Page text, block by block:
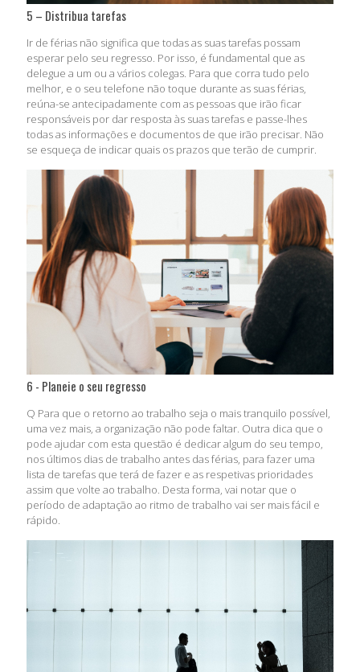
5 – Distribua tarefas
Ir de férias não significa que todas as suas tarefas possam
esperar pelo seu regresso. Por isso, é fundamental que as
delegue a um ou a vários colegas. Para que corra tudo pelo
melhor, e o seu telefone não toque durante as suas férias,
reúna-se antecipadamente com as pessoas que irão ficar
responsáveis por dar resposta às suas tarefas e passe-lhes
todas as informações e documentos de que irão precisar. Não
se esqueça de indicar quais os prazos que terão de cumprir.
6 - Planeie o seu regresso
Q Para que o retorno ao trabalho seja o mais tranquilo possível,
uma vez mais, a organização não pode faltar. Outra dica que o
pode ajudar com esta questão é dedicar algum do seu tempo,
nos últimos dias de trabalho antes das férias, para fazer uma
lista de tarefas que terá de fazer e as respetivas prioridades
assim que volte ao trabalho. Desta forma, vai notar que o
período de adaptação ao ritmo de trabalho vai ser mais fácil e
rápido.